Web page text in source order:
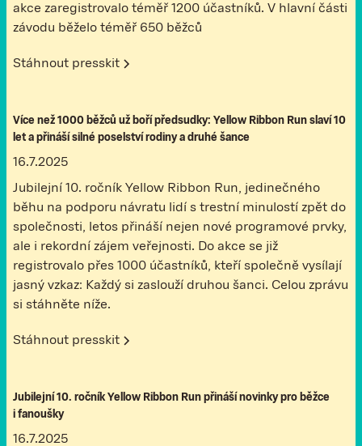
akce zaregistrovalo téměř 1200 účastníků. V hlavní části
závodu běželo téměř 650 běžců
Stáhnout presskit
Více než 1000 běžců už boří předsudky: Yellow Ribbon Run slaví 10
let a přináší silné poselství rodiny a druhé šance
16.7.2025
Jubilejní 10. ročník Yellow Ribbon Run, jedinečného
běhu na podporu návratu lidí s trestní minulostí zpět do
společnosti, letos přináší nejen nové programové prvky,
ale i rekordní zájem veřejnosti. Do akce se již
registrovalo přes 1000 účastníků, kteří společně vysílají
jasný vzkaz: Každý si zaslouží druhou šanci. Celou zprávu
si stáhněte níže.
Stáhnout presskit
Jubilejní 10. ročník Yellow Ribbon Run přináší novinky pro běžce
i fanoušky
16.7.2025